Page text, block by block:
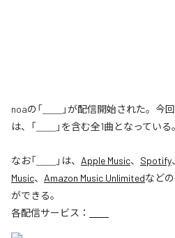
noaの「＿＿」が配信開始された。今
は、「＿＿」を含む全1曲となっている。
なお「 」は、 Apple Music、 Spotify、
Music、 Amazon Music Unlimitedなど
ができる。
各配信サービス：